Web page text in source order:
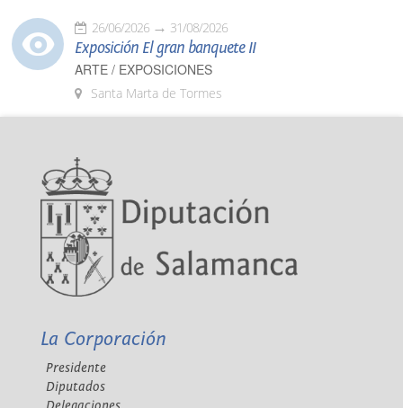
26/06/2026 31/08/2026
Exposición El gran banquete II
ARTE / EXPOSICIONES
Santa Marta de Tormes
La Corporación
Presidente
Diputados